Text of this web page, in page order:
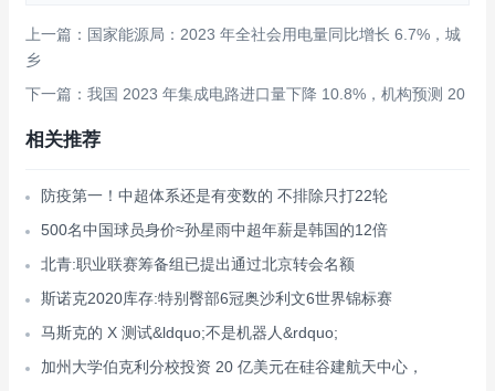
上一篇：国家能源局：2023 年全社会用电量同比增长 6.7%，城
乡
下一篇：我国 2023 年集成电路进口量下降 10.8%，机构预测 20
相关推荐
防疫第一！中超体系还是有变数的 不排除只打22轮
500名中国球员身价≈孙星雨中超年薪是韩国的12倍
北青:职业联赛筹备组已提出通过北京转会名额
斯诺克2020库存:特别臀部6冠奥沙利文6世界锦标赛
马斯克的 X 测试&ldquo;不是机器人&rdquo;
加州大学伯克利分校投资 20 亿美元在硅谷建航天中心，